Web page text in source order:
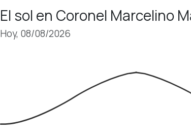
El sol en Coronel Marcelino
Hoy, 08/08/2026